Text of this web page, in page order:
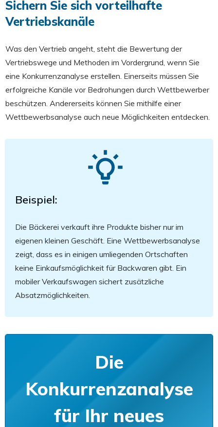
Sichern Sie sich vorteilhafte
Vertriebskanäle
Was den Vertrieb angeht, steht die Bewertung der
Vertriebswege und Methoden im Vordergrund, wenn Sie
eine Konkurrenzanalyse erstellen. Einerseits müssen Sie
erfolgreiche Kanäle vor Bedrohungen durch Wettbewerber
beschützen. Andererseits können Sie mithilfe einer
Wettbewerbsanalyse auch neue Möglichkeiten entdecken.
Beispiel:
Die Bäckerei verkauft ihre Produkte bisher nur im
eigenen kleinen Geschäft. Eine Wettbewerbsanalyse
zeigt, dass es in einigen umliegenden Ortschaften
keine Einkaufsmöglichkeit für Backwaren gibt. Ein
mobiler Verkaufswagen sichert zusätzliche
Absatzmöglichkeiten.
Die
Konkurrenzanalyse
für Ihr neues